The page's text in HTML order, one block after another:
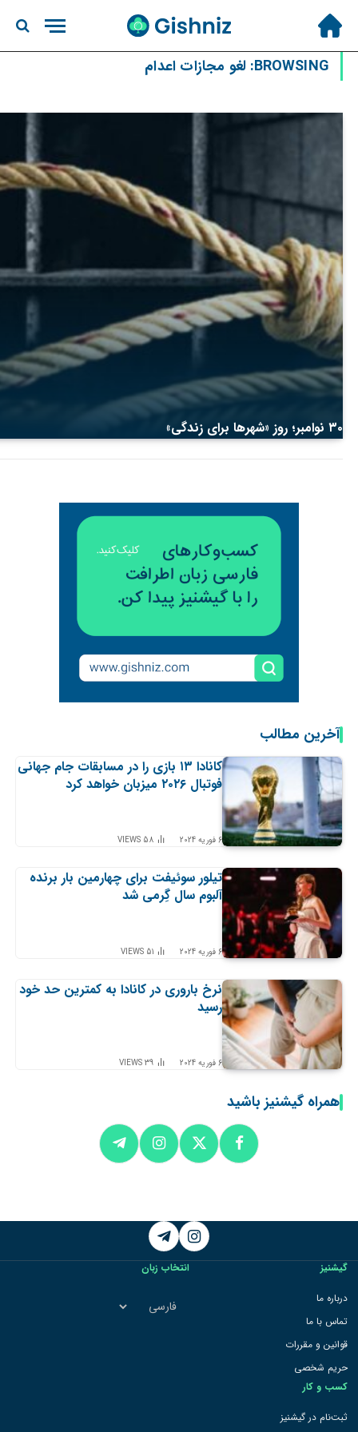
BROWSING: لغو مجازات اعدام
۳۰ نوامبر؛ روز «شهرها برای زندگی»
آخرین مطالب
کانادا ۱۳ بازی را در مسابقات جام جهانی
فوتبال ۲۰۲۶ میزبان خواهد کرد
6 فوریه 2024 58
VIEWS
تیلور سوئیفت برای چهارمین بار برنده
آلبوم سال گِرمی شد
6 فوریه 2024 51
VIEWS
نرخ باروری در کانادا به کمترین حد خود
رسید
6 فوریه 2024 39
VIEWS
همراه گیشنیز باشید
Instagram
Telegram
گیشنیز
درباره ما
تماس با ما
قوانین و مقررات
حریم شخصی
کسب و کار
ثبت‌نام در گیشنیز
انتخاب زبان
انتخاب
زبان